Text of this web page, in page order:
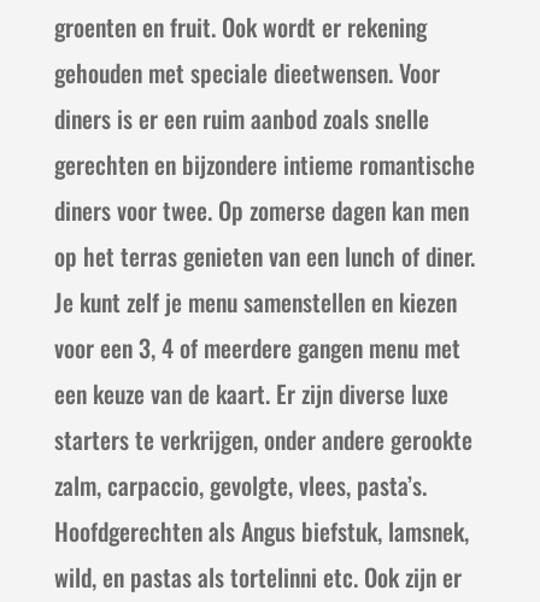
groenten en fruit. Ook wordt er rekening
gehouden met speciale dieetwensen. Voor
diners is er een ruim aanbod zoals snelle
gerechten en bijzondere intieme romantische
diners voor twee. Op zomerse dagen kan men
op het terras genieten van een lunch of diner.
Je kunt zelf je menu samenstellen en kiezen
voor een 3, 4 of meerdere gangen menu met
een keuze van de kaart. Er zijn diverse luxe
starters te verkrijgen, onder andere gerookte
zalm, carpaccio, gevolgte, vlees, pasta’s.
Hoofdgerechten als Angus biefstuk, lamsnek,
wild, en pastas als tortelinni etc. Ook zijn er